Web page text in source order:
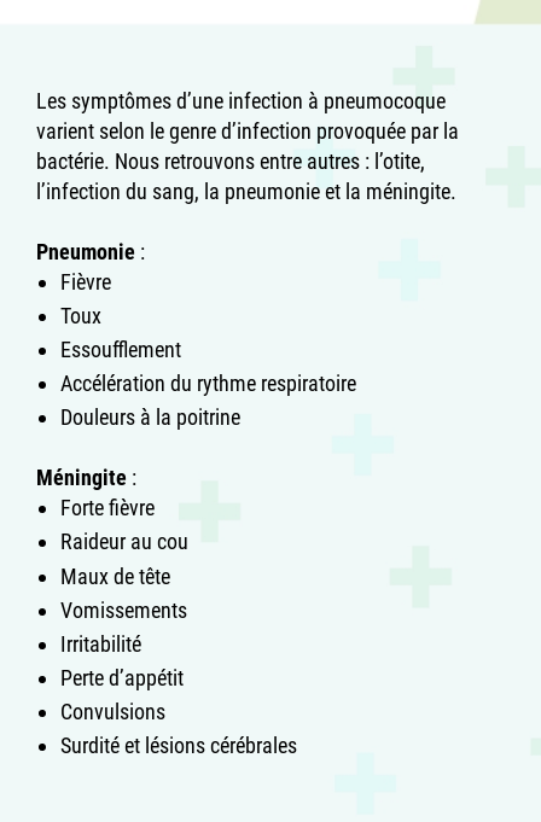
Les symptômes d’une infection à pneumocoque
varient selon le genre d’infection provoquée par la
bactérie. Nous retrouvons entre autres : l’otite,
l’infection du sang, la pneumonie et la méningite.
Pneumonie :
Fièvre
Toux
Essoufflement
Accélération du rythme respiratoire
Douleurs à la poitrine
Méningite :
Forte fièvre
Raideur au cou
Maux de tête
Vomissements
Irritabilité
Perte d’appétit
Convulsions
Surdité et lésions cérébrales